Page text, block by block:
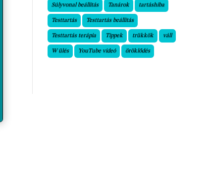
Súlyvonal beállítás Tanárok tartáshiba
Testtartás Testtartás beállítás
Testtartás terápia Tippek trükkök váll
W ülés YouTube videó öröklődés